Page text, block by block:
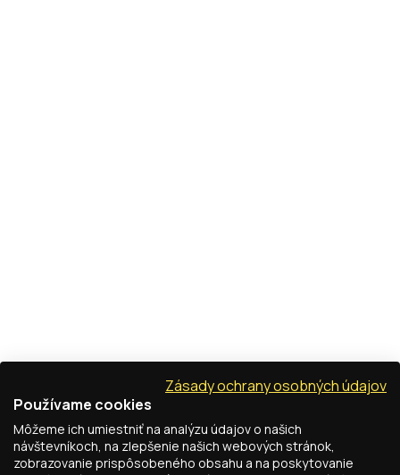
Zásady ochrany osobných údajov
Používame cookies
Môžeme ich umiestniť na analýzu údajov o našich
návštevníkoch, na zlepšenie našich webových stránok,
zobrazovanie prispôsobeného obsahu a na poskytovanie